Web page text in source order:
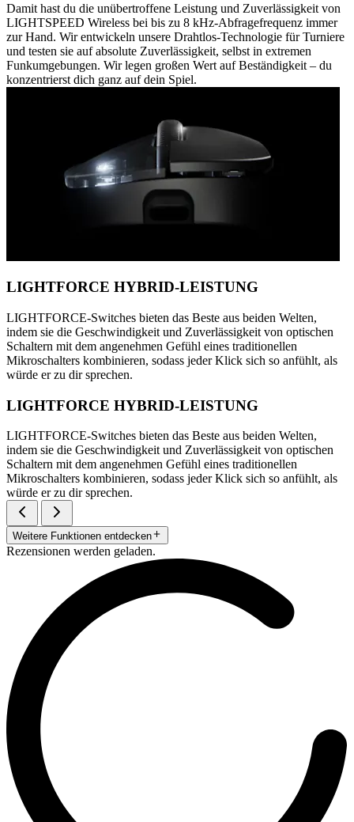
Damit hast du die unübertroffene Leistung und Zuverlässigkeit von
LIGHTSPEED Wireless bei bis zu 8 kHz-Abfragefrequenz immer
zur Hand. Wir entwickeln unsere Drahtlos-Technologie für Turniere
und testen sie auf absolute Zuverlässigkeit, selbst in extremen
Funkumgebungen. Wir legen großen Wert auf Beständigkeit – du
konzentrierst dich ganz auf dein Spiel.
LIGHTFORCE HYBRID-LEISTUNG
LIGHTFORCE-Switches bieten das Beste aus beiden Welten,
indem sie die Geschwindigkeit und Zuverlässigkeit von optischen
Schaltern mit dem angenehmen Gefühl eines traditionellen
Mikroschalters kombinieren, sodass jeder Klick sich so anfühlt, als
würde er zu dir sprechen.
LIGHTFORCE HYBRID-LEISTUNG
LIGHTFORCE-Switches bieten das Beste aus beiden Welten,
indem sie die Geschwindigkeit und Zuverlässigkeit von optischen
Schaltern mit dem angenehmen Gefühl eines traditionellen
Mikroschalters kombinieren, sodass jeder Klick sich so anfühlt, als
würde er zu dir sprechen.
Weitere Funktionen entdecken
Rezensionen werden geladen.